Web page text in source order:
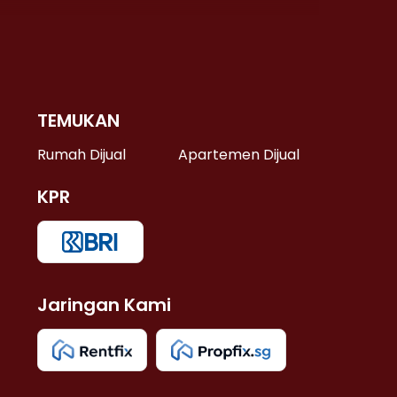
TEMUKAN
Rumah Dijual Apartemen Dijual
KPR
Jaringan Kami